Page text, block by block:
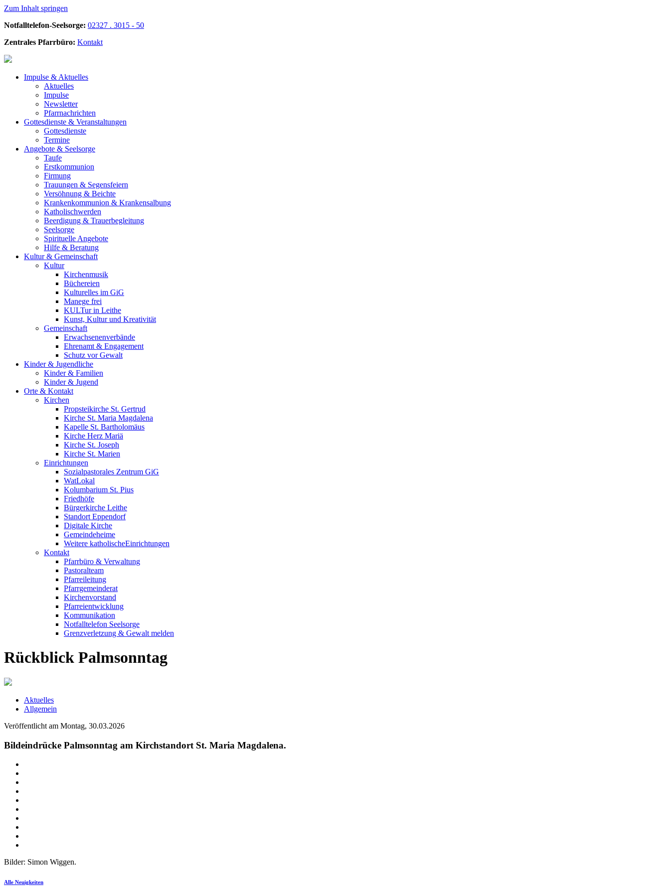
Zum Inhalt springen
Notfalltelefon-Seelsorge: 02327 . 3015 - 50
Zentrales Pfarrbüro: Kontakt
Impulse & Aktuelles
Aktuelles
Impulse
Newsletter
Pfarrnachrichten
Gottesdienste & Veranstaltungen
Gottesdienste
Termine
Angebote & Seelsorge
Taufe
Erstkommunion
Firmung
Trauungen & Segensfeiern
Versöhnung & Beichte
Krankenkommunion & Krankensalbung
Katholischwerden
Beerdigung & Trauerbegleitung
Seelsorge
Spirituelle Angebote
Hilfe & Beratung
Kultur & Gemeinschaft
Kultur
Kirchenmusik
Büchereien
Kulturelles im GiG
Manege frei
KULTur in Leithe
Kunst, Kultur und Kreativität
Gemeinschaft
Erwachsenenverbände
Ehrenamt & Engagement
Schutz vor Gewalt
Kinder & Jugendliche
Kinder & Familien
Kinder & Jugend
Orte & Kontakt
Kirchen
Propsteikirche St. Gertrud
Kirche St. Maria Magdalena
Kapelle St. Bartholomäus
Kirche Herz Mariä
Kirche St. Joseph
Kirche St. Marien
Einrichtungen
Sozialpastorales Zentrum GiG
WatLokal
Kolumbarium St. Pius
Friedhöfe
Bürgerkirche Leithe
Standort Eppendorf
Digitale Kirche
Gemeindeheime
Weitere katholische­­Einrichtungen
Kontakt
Pfarrbüro & Verwaltung
Pastoralteam
Pfarreileitung
Pfarrgemeinderat
Kirchenvorstand
Pfarreientwicklung
Kommunikation
Notfalltelefon Seelsorge
Grenzverletzung & Gewalt melden
Rückblick Palmsonntag
Aktuelles
Allgemein
Veröffentlicht am Montag, 30.03.2026
Bildeindrücke Palmsonntag am Kirchstandort St. Maria Magdalena.
Bilder: Simon Wiggen.
Alle Neuigkeiten